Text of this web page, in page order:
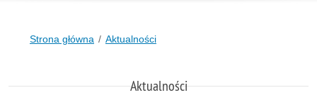
Strona główna Aktualności
Aktualności